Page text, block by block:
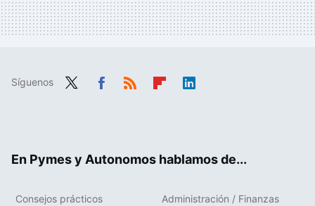
Síguenos
En Pymes y Autonomos hablamos de...
Consejos prácticos Administración / Finanzas